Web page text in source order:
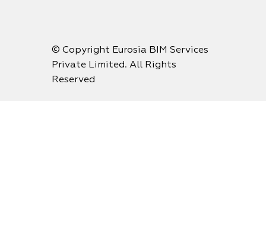
© Copyright Eurosia BIM Services
Private Limited. All Rights
Reserved